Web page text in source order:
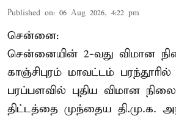
Published on: 06 Aug 2026, 4:22 pm
சென்னை:
சென்னையின் 2-வது விமான
காஞ்சிபுரம் மாவட்டம்
பரப்பளவில் புதிய விமான
திட்டத்தை முந்தைய தி.மு.க.